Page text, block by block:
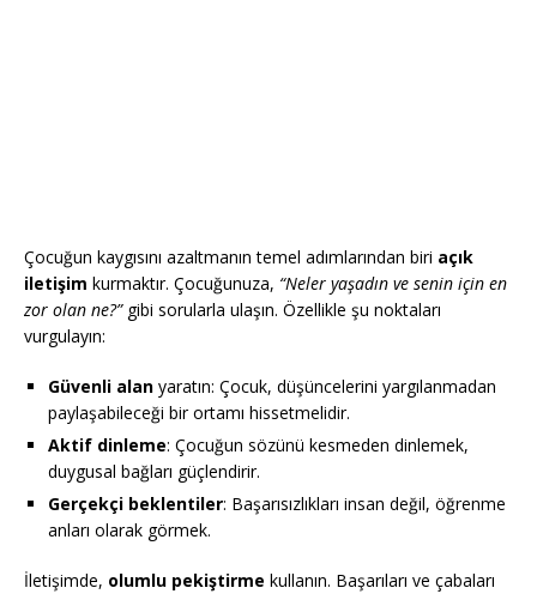
Çocuğun kaygısını azaltmanın temel adımlarından biri açık
iletişim kurmaktır. Çocuğunuza, “Neler yaşadın ve senin için en
zor olan ne?”gibi sorularla ulaşın. Özellikle şu noktaları
vurgulayın:
Güvenli alan yaratın: Çocuk, düşüncelerini yargılanmadan
paylaşabileceği bir ortamı hissetmelidir.
Aktif dinleme: Çocuğun sözünü kesmeden dinlemek,
duygusal bağları güçlendirir.
Gerçekçi beklentiler: Başarısızlıkları insan değil, öğrenme
anları olarak görmek.
İletişimde, olumlu pekiştirme kullanın. Başarıları ve çabaları